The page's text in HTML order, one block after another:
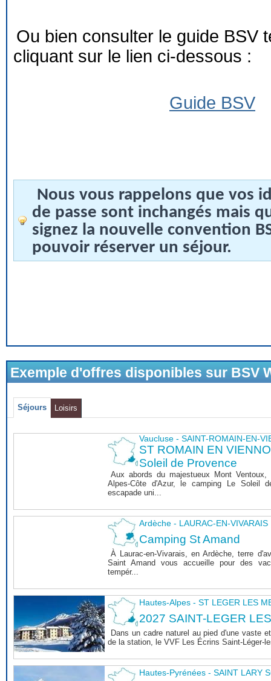
Ou bien consulter le guide BSV
cliquant sur le lien ci-dessous :
Guide BSV
Nous vous rappelons que vos
de passe sont inchangés mais
signez la nouvelle convention
pouvoir réserver un séjour.
Exemple d'offres disponibles sur BSV
Séjours Loisirs
Vaucluse - SAINT-ROMAIN-EN-
ST ROMAIN EN
Soleil de Provence
Aux abords du majestueux Mont
Alpes-Côte d'Azur, le camping Le Soleil
escapade uni...
Ardèche - LAURAC-EN-VIVARAIS
Camping St Amand
À Laurac-en-Vivarais, en Ardèche, terre
Saint Amand vous accueille pour des
tempér...
Hautes-Alpes - ST LEGER LES
2027 SAINT-LEGER
Dans un cadre naturel au pied d'une vaste
de la station, le VVF Les Écrins Saint-Léger-
Hautes-Pyrénées - SAINT LARY